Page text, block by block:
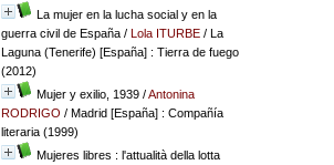
La mujer en la lucha social y en la
guerra civil de España/ Lola ITURBE/ La
Laguna (Tenerife) [España] : Tierra de fuego
(2012)
Mujer y exilio, 1939/Antonina
RODRIGO / Madrid [España] : Compañía
literaria (1999)
Mujeres libres : l'attualità della lotta